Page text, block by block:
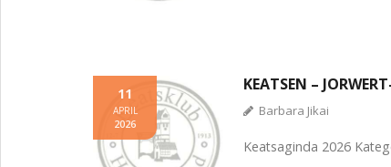
KEATSEN –
11
APRIL
2026
Barbara Jikai
Keatsaginda 2026